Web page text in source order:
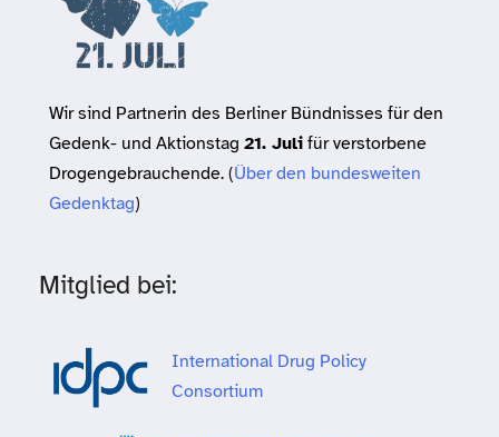
Wir sind Partnerin des Berliner Bündnisses für den
Gedenk- und Aktionstag 21. Julifür verstorbene
Drogengebrauchende. (Über den bundesweiten
Gedenktag)
Mitglied bei:
International Drug Policy
Consortium